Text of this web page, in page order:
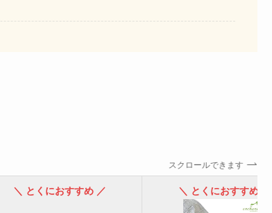
スクロールできます
＼ とくにおすすめ ／ ＼ とくにおすすめ ／